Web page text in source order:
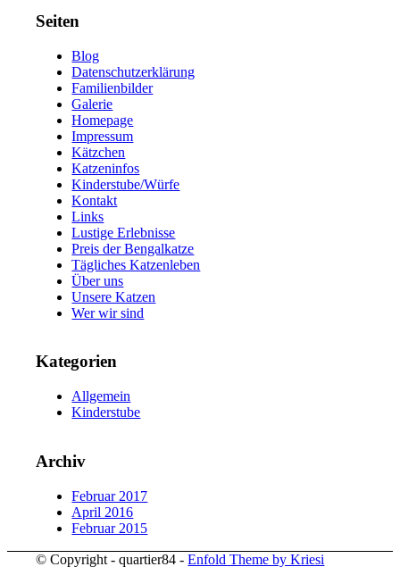
Seiten
Blog
Datenschutzerklärung
Familienbilder
Galerie
Homepage
Impressum
Kätzchen
Katzeninfos
Kinderstube/Würfe
Kontakt
Links
Lustige Erlebnisse
Preis der Bengalkatze
Tägliches Katzenleben
Über uns
Unsere Katzen
Wer wir sind
Kategorien
Allgemein
Kinderstube
Archiv
Februar 2017
April 2016
Februar 2015
© Copyright - quartier84 -Enfold Theme by Kriesi